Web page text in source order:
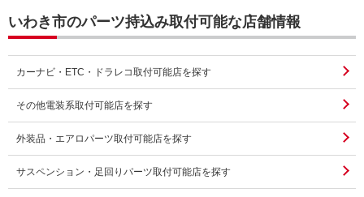
いわき市のパーツ持込み取付可能な店舗情報
カーナビ・ETC・ドラレコ取付可能店を探す
その他電装系取付可能店を探す
外装品・エアロパーツ取付可能店を探す
サスペンション・足回りパーツ取付可能店を探す